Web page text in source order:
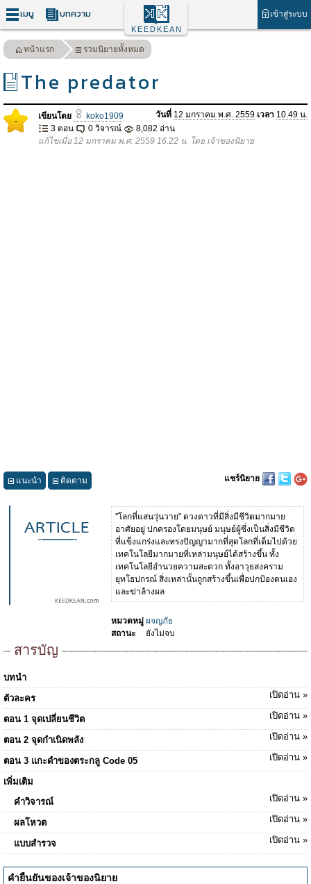
เมนู บทความ เข้าสู่ระบบ
KEEDKEAN
หน้าแรก รวมนิยายทั้งหมด
The predator
- เขียนโดย koko1909 วันที่ 12 มกราคม พ.ศ. 2559 เวลา 10.49 น.
3 ตอน
0 วิจารณ์
8,082 อ่าน
แก้ไขเมื่อ 12 มกราคม พ.ศ. 2559 16.22 น. โดย เจ้าของนิยาย
แนะนำ ติดตาม แชร์นิยาย
''โลกที่แสนวุ่นวาย" ดวงดาวที่มีสิ่งมีชีวิตมากมาย
อาศัยอยู่ ปกครองโดยมนุษย์ มนุษย์ผู้ซึ่งเป็นสิ่งมีชีวิต
ที่แข็งแกร่งและทรงปัญญามากที่สุดโลกที่เต็มไปด้วย
เทคโนโลยีมากมายที่เหล่ามนุษย์ได้สร้างขึ้น ทั้ง
เทคโนโลยีอำนวยความสะดวก ทั้งอาวุธสงคราม
ยุทโธปกรณ์ สิ่งเหล่านั้นถูกสร้างขึ้นเพื่อปกป้องตนเอง
และฆ่าล้างผล
หมวดหมู่ ผจญภัย
สถานะ
ยังไม่จบ
สารบัญ
บทนำ
ตัวละคร
เปิดอ่าน »
ตอน 1 จุดเปลี่ยนชีวิต เปิดอ่าน »
ตอน 2 จุดกำเนิดพลัง เปิดอ่าน »
ตอน 3 แกะดำของตระกลู Code 05 เปิดอ่าน »
เพิ่มเติม
คำวิจารณ์
เปิดอ่าน »
ผลโหวต เปิดอ่าน »
แบบสำรวจ เปิดอ่าน »
คำยืนยันของเจ้าของนิยาย